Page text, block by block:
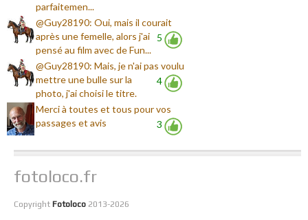
parfaitemen...
5
@Guy28190: Oui, mais il courait
après une femelle, alors j'ai
pensé au film avec de Fun...
4
@Guy28190: Mais, je n'ai pas voulu
mettre une bulle sur la
photo, j'ai choisi le titre.
3
Merci à toutes et tous pour vos
passages et avis
fotoloco.fr
Copyright Fotoloco 2013-2026